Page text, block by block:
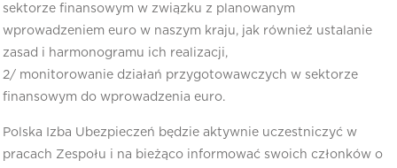
sektorze finansowym w związku z planowanym
wprowadzeniem euro w naszym kraju, jak również ustalanie
zasad i harmonogramu ich realizacji,
2/ monitorowanie działań przygotowawczych w sektorze
finansowym do wprowadzenia euro.
Polska Izba Ubezpieczeń będzie aktywnie uczestniczyć w
pracach Zespołu i na bieżąco informować swoich członków o